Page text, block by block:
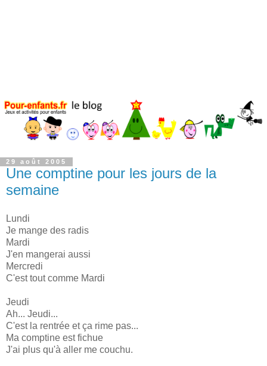
29 août 2005
Une comptine pour les jours de la
semaine
Lundi
Je mange des radis
Mardi
J'en mangerai aussi
Mercredi
C'est tout comme Mardi
Jeudi
Ah... Jeudi...
C'est la rentrée et ça rime pas...
Ma comptine est fichue
J'ai plus qu'à aller me couchu.